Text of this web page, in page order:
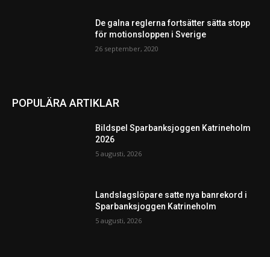
De galna reglerna fortsätter sätta stopp
för motionsloppen i Sverige
26 september, 2020
POPULÄRA ARTIKLAR
Bildspel Sparbanksjoggen Katrineholm
2026
5 augusti, 2026
Landslagslöpare satte nya banrekord i
Sparbanksjoggen Katrineholm
5 augusti, 2026